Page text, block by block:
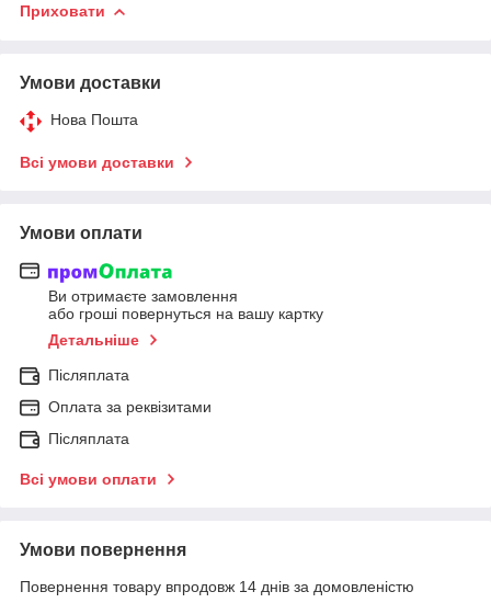
Приховати
Умови доставки
Нова Пошта
Всі умови доставки
Умови оплати
Ви отримаєте замовлення
або гроші повернуться на вашу картку
Детальніше
Післяплата
Оплата за реквізитами
Післяплата
Всі умови оплати
Умови повернення
Повернення товару впродовж 14 днів за домовленістю